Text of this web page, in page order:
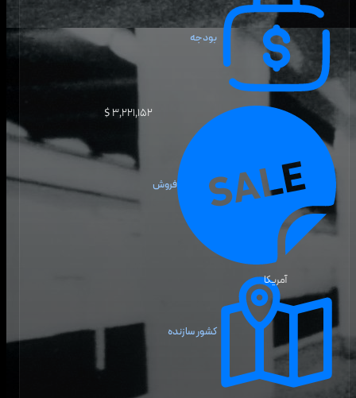
بودجه
فروش
۳٬۲۲۱٬۱۵۲ $
کشور سازنده
آمریکا